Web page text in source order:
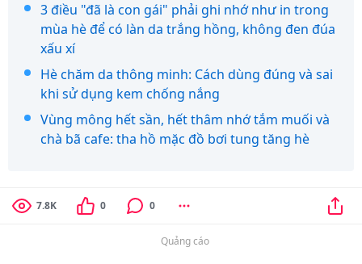
3 điều "đã là con gái" phải ghi nhớ như in trong
mùa hè để có làn da trắng hồng, không đen đúa
xấu xí
Hè chăm da thông minh: Cách dùng đúng và sai
khi sử dụng kem chống nắng
Vùng mông hết sần, hết thâm nhớ tắm muối và
chà bã cafe: tha hồ mặc đồ bơi tung tăng hè
7.8K 0 0
Quảng cáo